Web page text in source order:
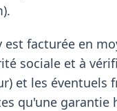
facturée en
sociale et à
et les éventuels
qu'une garantie